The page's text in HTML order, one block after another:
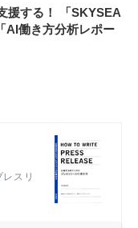
援する！ 「SKYSEA
AI働き方分析レポー
スリ